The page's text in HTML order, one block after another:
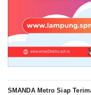
SMANDA Metro Siap